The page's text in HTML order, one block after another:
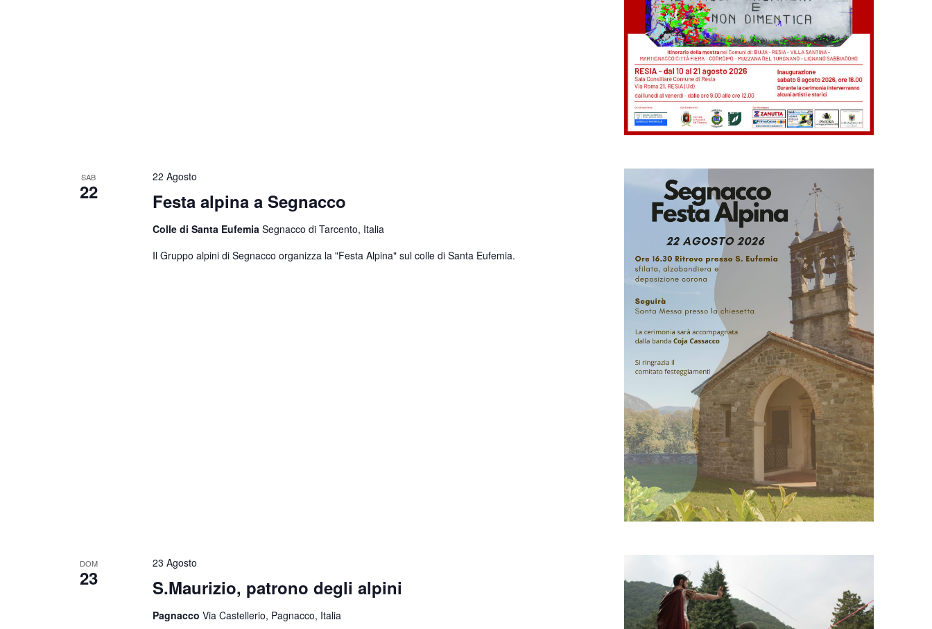
SAB
22 Festa alpina a Segnacco
22 Agosto
Colle di Santa Eufemia Segnacco di Tarcento, Italia
Il Gruppo alpini di Segnacco organizza la "Festa Alpina" sul colle di Santa Eufemia.
DOM
23 S.Maurizio, patrono degli alpini
23 Agosto
Pagnacco Via Castellerio, Pagnacco, Italia